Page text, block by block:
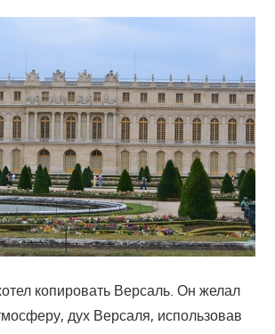
копировать Версаль. Он желал
дух Версаля, использовав